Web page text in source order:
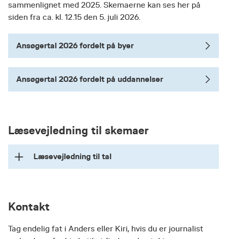
sammenlignet med 2025. Skemaerne kan ses her på
siden fra ca. kl. 12.15 den 5. juli 2026.
Ansøgertal 2026 fordelt på byer
Ansøgertal 2026 fordelt på uddannelser
Læsevejledning til skemaer
Læsevejledning til tal
uddannelser pr. 5. juli 2026 sammenlignet med
skemaer er opdelt på henholdsvis VIAs
Kontakt
Tag endelig fat i Anders eller Kiri, hvis du er journalist